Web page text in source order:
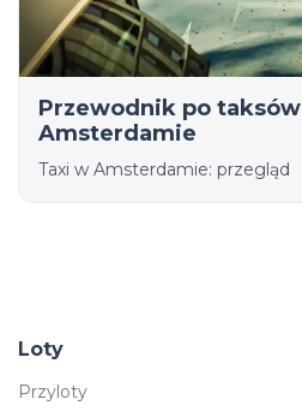
Przewodnik po
Amsterdamie
Taxi w Amsterdamie: przegląd
Loty
Przyloty